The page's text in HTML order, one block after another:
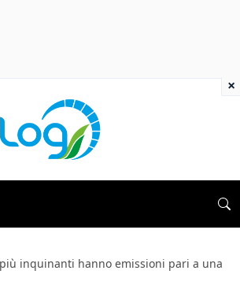
più inquinanti hanno emissioni pari a una
×